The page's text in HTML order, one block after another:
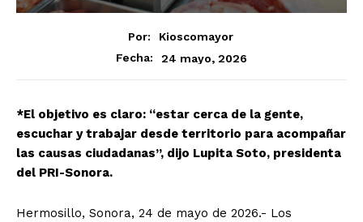
Por:
Kioscomayor
Fecha:
24 mayo, 2026
*El objetivo es claro: “estar cerca de la gente,
escuchar y trabajar desde territorio para acompañar
las causas ciudadanas”, dijo Lupita Soto, presidenta
del PRI-Sonora.
Hermosillo, Sonora, 24 de mayo de 2026.- Los